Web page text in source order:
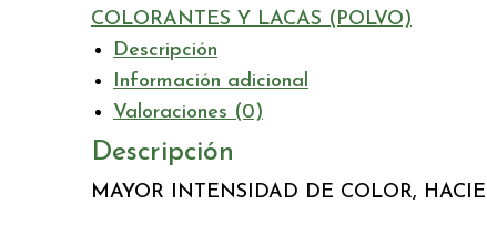
COLORANTES Y LACAS (POLVO)
Descripción
Información adicional
Valoraciones (0)
Descripción
MAYOR INTENSIDAD DE COLOR,